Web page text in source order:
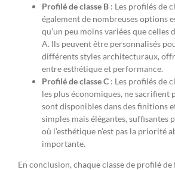
Profilé de classe B : Les profilés de
également de nombreuses options
qu’un peu moins variées que celles
A. Ils peuvent être personnalisés
différents styles architecturaux,
entre esthétique et performance.
Profilé de classe C : Les profilés de
les plus économiques, ne sacrifient
sont disponibles dans des finitions
simples mais élégantes, suffisantes
où l’esthétique n’est pas la priorité
importante.
En conclusion, chaque classe de profilé